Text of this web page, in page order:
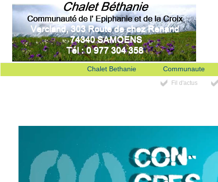
Chalet Bethanie Communaute
Fil d'actus